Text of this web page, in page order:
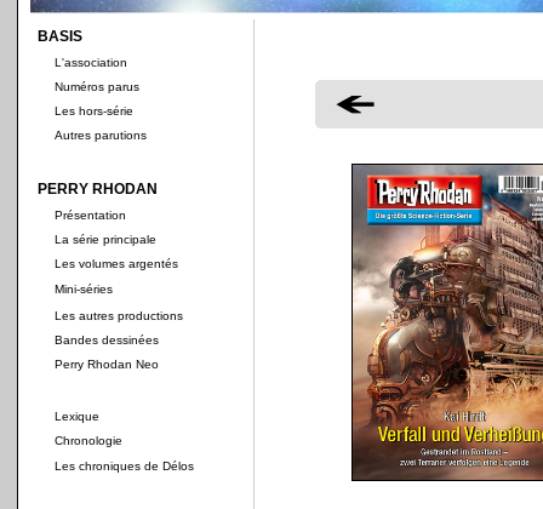
BASIS
L'association
Numéros parus
Les hors-série
Autres parutions
PERRY RHODAN
Présentation
La série principale
Les volumes argentés
Mini-séries
Les autres productions
Bandes dessinées
Perry Rhodan Neo
Lexique
Chronologie
Les chroniques de Délos